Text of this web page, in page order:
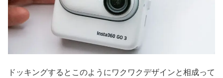
ドッキングするとこのようにワクワクデザインと相成って